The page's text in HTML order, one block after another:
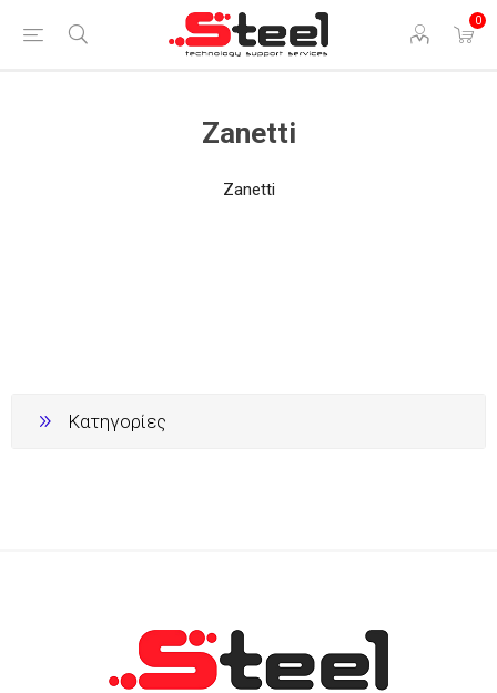
0
Zanetti
Zanetti
Κατηγορίες